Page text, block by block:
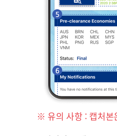
※ 유의 사항 : 캡처본